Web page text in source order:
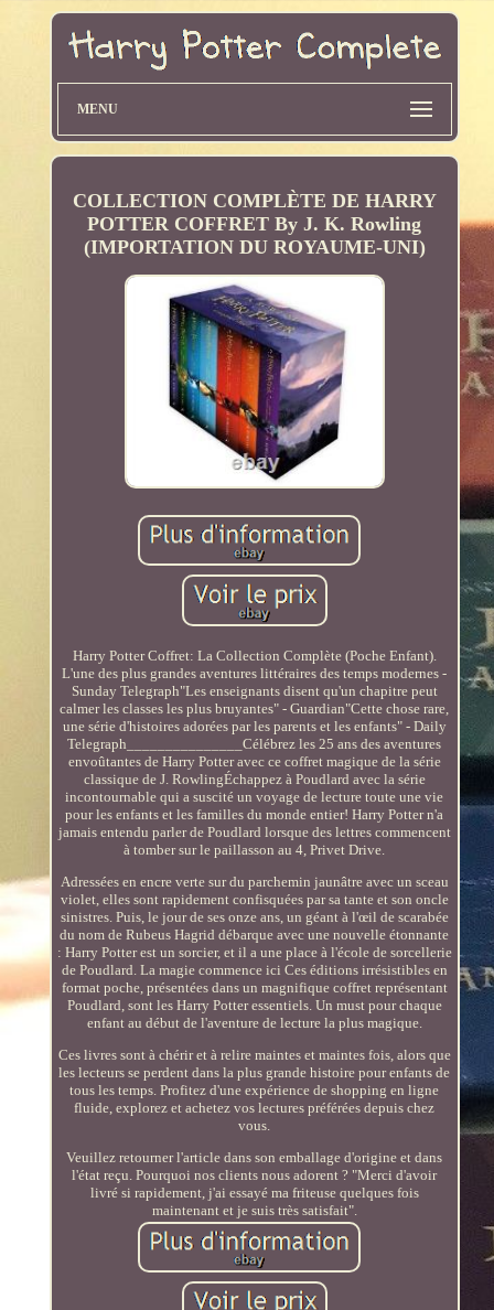
MENU
COLLECTION COMPLÈTE DE HARRY
POTTER COFFRET By J. K. Rowling
(IMPORTATION DU ROYAUME-UNI)
Harry Potter Coffret: La Collection Complète (Poche Enfant).
L'une des plus grandes aventures littéraires des temps modernes -
Sunday Telegraph"Les enseignants disent qu'un chapitre peut
calmer les classes les plus bruyantes" - Guardian"Cette chose rare,
une série d'histoires adorées par les parents et les enfants" - Daily
Telegraph_______________Célébrez les 25 ans des aventures
envoûtantes de Harry Potter avec ce coffret magique de la série
classique de J. RowlingÉchappez à Poudlard avec la série
incontournable qui a suscité un voyage de lecture toute une vie
pour les enfants et les familles du monde entier! Harry Potter n'a
jamais entendu parler de Poudlard lorsque des lettres commencent
à tomber sur le paillasson au 4, Privet Drive.
Adressées en encre verte sur du parchemin jaunâtre avec un sceau
violet, elles sont rapidement confisquées par sa tante et son oncle
sinistres. Puis, le jour de ses onze ans, un géant à l'œil de scarabée
du nom de Rubeus Hagrid débarque avec une nouvelle étonnante
: Harry Potter est un sorcier, et il a une place à l'école de sorcellerie
de Poudlard. La magie commence ici Ces éditions irrésistibles en
format poche, présentées dans un magnifique coffret représentant
Poudlard, sont les Harry Potter essentiels. Un must pour chaque
enfant au début de l'aventure de lecture la plus magique.
Ces livres sont à chérir et à relire maintes et maintes fois, alors que
les lecteurs se perdent dans la plus grande histoire pour enfants de
tous les temps. Profitez d'une expérience de shopping en ligne
fluide, explorez et achetez vos lectures préférées depuis chez
vous.
Veuillez retourner l'article dans son emballage d'origine et dans
l'état reçu. Pourquoi nos clients nous adorent ? "Merci d'avoir
livré si rapidement, j'ai essayé ma friteuse quelques fois
maintenant et je suis très satisfait".